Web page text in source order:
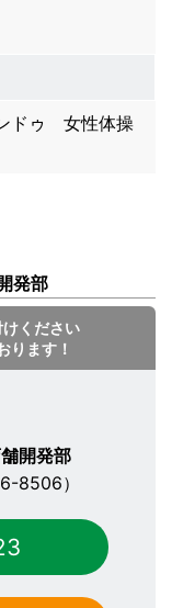
ドゥ 女性体操
発部
ください
ります！
開発部
8506）